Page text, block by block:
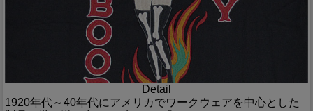
Detail
1920年代～40年代にアメリカでワークウェアを中心とした